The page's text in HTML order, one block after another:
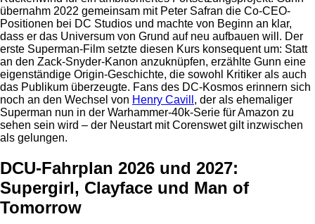
übernahm 2022 gemeinsam mit Peter Safran die Co-CEO-
Positionen bei DC Studios und machte von Beginn an klar,
dass er das Universum von Grund auf neu aufbauen will. Der
erste Superman-Film setzte diesen Kurs konsequent um: Statt
an den Zack-Snyder-Kanon anzuknüpfen, erzählte Gunn eine
eigenständige Origin-Geschichte, die sowohl Kritiker als auch
das Publikum überzeugte. Fans des DC-Kosmos erinnern sich
noch an den Wechsel von Henry Cavill , der als ehemaliger
Superman nun in der Warhammer-40k-Serie für Amazon zu
sehen sein wird – der Neustart mit Corenswet gilt inzwischen
als gelungen.
DCU-Fahrplan 2026 und 2027:
Supergirl, Clayface und Man of
Tomorrow